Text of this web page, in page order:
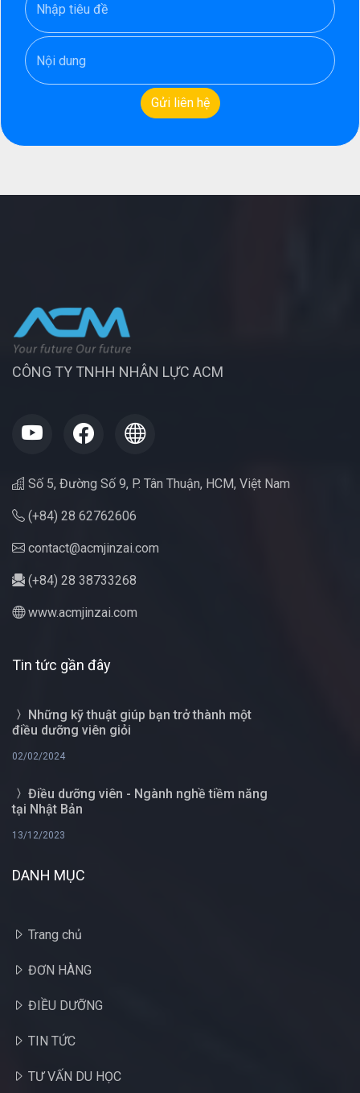
CÔNG TY TNHH NHÂN LỰC ACM
Số 5, Đường Số 9, P. Tân Thuận, HCM, Việt Nam
(+84) 28 62762606
contact@acmjinzai.com
(+84) 28 38733268
www.acmjinzai.com
Tin tức gần đây
Những kỹ thuật giúp bạn trở thành một
điều dưỡng viên giỏi
02/02/2024
Điều dưỡng viên - Ngành nghề tiềm năng
tại Nhật Bản
13/12/2023
DANH MỤC
Trang chủ
ĐƠN HÀNG
ĐIỀU DƯỠNG
TIN TỨC
TƯ VẤN DU HỌC